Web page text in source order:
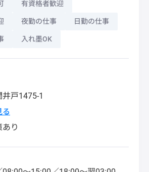
有資格者歓迎
夜勤の仕事 日勤の仕事
入れ墨OK
井戸1475-1
る
り